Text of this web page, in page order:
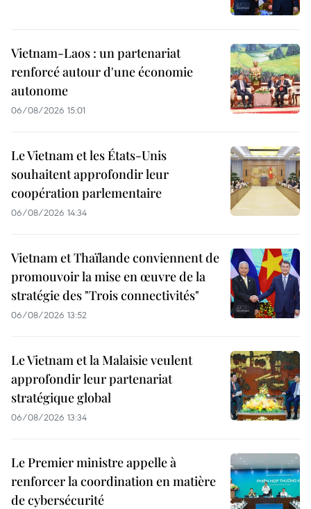
Vietnam-Laos : un partenariat
renforcé autour d'une économie
autonome
06/08/2026 15:01
Le Vietnam et les États-Unis
souhaitent approfondir leur
coopération parlementaire
06/08/2026 14:34
Vietnam et Thaïlande conviennent de
promouvoir la mise en œuvre de la
stratégie des "Trois connectivités"
06/08/2026 13:52
Le Vietnam et la Malaisie veulent
approfondir leur partenariat
stratégique global
06/08/2026 13:34
Le Premier ministre appelle à
renforcer la coordination en matière
de cybersécurité